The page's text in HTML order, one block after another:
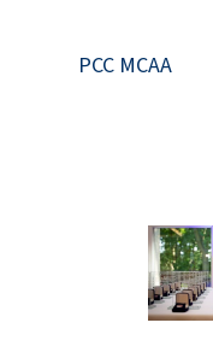
PCC MCAA